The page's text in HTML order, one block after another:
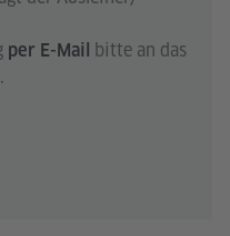
per E-Mail
bitte an das